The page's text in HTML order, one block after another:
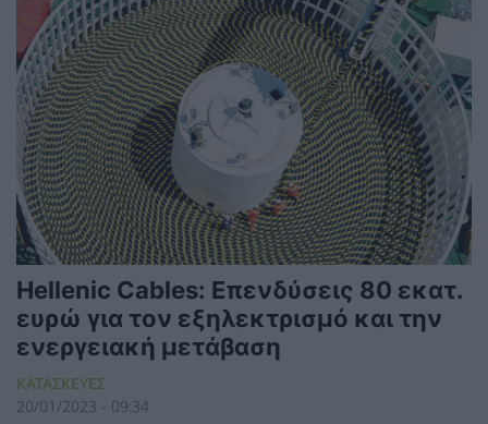
Hellenic Cables: Επενδύσεις 80 εκατ.
ευρώ για τον εξηλεκτρισμό και την
ενεργειακή μετάβαση
ΚΑΤΑΣΚΕΥΕΣ
20/01/2023 - 09:34